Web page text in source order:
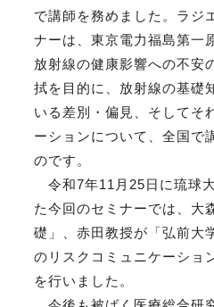
で講師を務めました。ラジ
ナーは、東京電力福島第一
放射線の健康影響への不安
拭を目的に、放射線の基礎
いる差別・偏見、そしてそ
ーションについて、全国で
のです。
令和7年11月25日に琉球
た今回のセミナーでは、大
礎」、赤田教授が「弘前大
のリスクコミュニケーショ
を行いました。